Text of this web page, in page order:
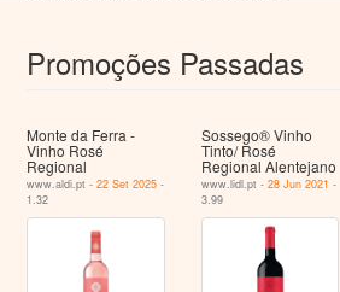
Promoções Passadas
Monte da Ferra -
Vinho Rosé
Regional
www.aldi.pt -22 Set 2025 -
1.32
Sossego® Vinho
Tinto/ Rosé
Regional Alentejano
www.lidl.pt - 28 Jun 2021 -
3.99